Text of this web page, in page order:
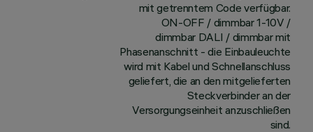
mit getrenntem Code verfügbar.
ON-OFF / dimmbar 1-10V /
dimmbar DALI / dimmbar mit
Phasenanschnitt - die Einbauleuchte
wird mit Kabel und Schnellanschluss
geliefert, die an den mitgelieferten
Steckverbinder an der
Versorgungseinheit anzuschließen
sind.